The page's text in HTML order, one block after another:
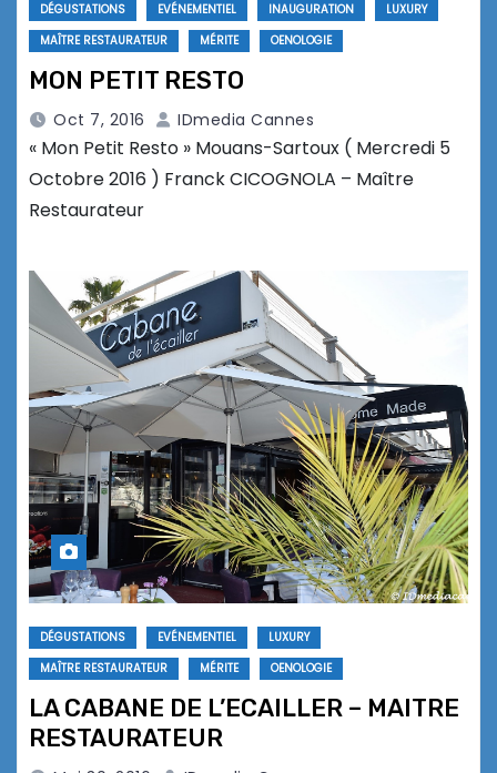
DÉGUSTATIONS EVÉNEMENTIEL INAUGURATION
LUXURY
MAÎTRE RESTAURATEUR
MÉRITE OENOLOGIE
MON PETIT RESTO
Oct 7, 2016 IDmedia Cannes
« Mon Petit Resto » Mouans-Sartoux ( Mercredi 5
Octobre 2016 ) Franck CICOGNOLA – Maître
Restaurateur
DÉGUSTATIONS EVÉNEMENTIEL
LUXURY
MAÎTRE RESTAURATEUR
MÉRITE OENOLOGIE
LA CABANE DE L’ECAILLER – MAITRE
RESTAURATEUR